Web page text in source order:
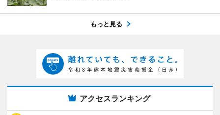
もっと見る
アクセスランキング